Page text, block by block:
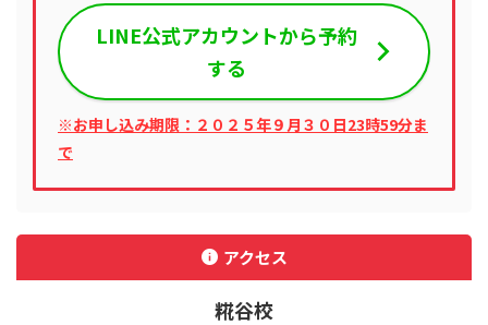
LINE公式アカウントから予約
する
※お申し込み期限：２０２５年９月３０日23時59分ま
で
アクセス
糀谷校